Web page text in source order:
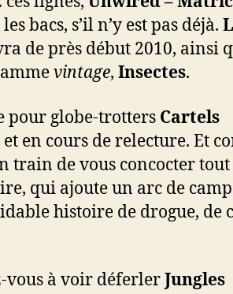
bacs, s’il n’y est pas déjà.
de près début 2010, ainsi
vintage, Insectes.
pour globe-trotters Cartels
en cours de relecture. Et
train de vous concocter
qui ajoute un arc de
histoire de drogue, de
vous à voir déferlerJungles